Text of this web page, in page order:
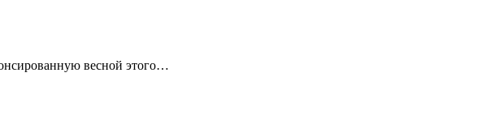
весной этого…